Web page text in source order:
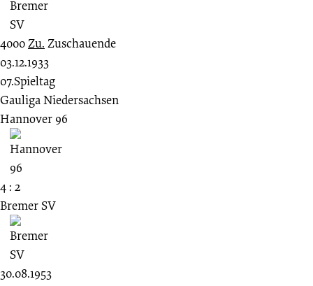
4000Zu. Zuschauende
03.12.1933
07.Spieltag
Gauliga Niedersachsen
Hannover 96
4 : 2
Bremer SV
30.08.1953